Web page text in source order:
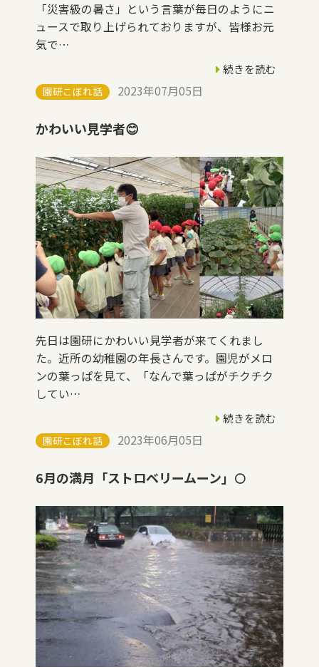
「災害級の暑さ」という言葉が毎日のようにニ
ュースで取り上げられておりますが、皆様お元
気で…
続きを読む
園研こぼれ話 2023年07月05日
かわいい見学者😊
先日は園研にかわいい見学者が来てくれまし
た。近所の幼稚園の年長さんです。園児がメロ
ンの葉っぱを見て、「なんで葉っぱがチクチク
してい…
続きを読む
園研こぼれ話 2023年06月05日
6月の満月「ストロベリームーン」🌕